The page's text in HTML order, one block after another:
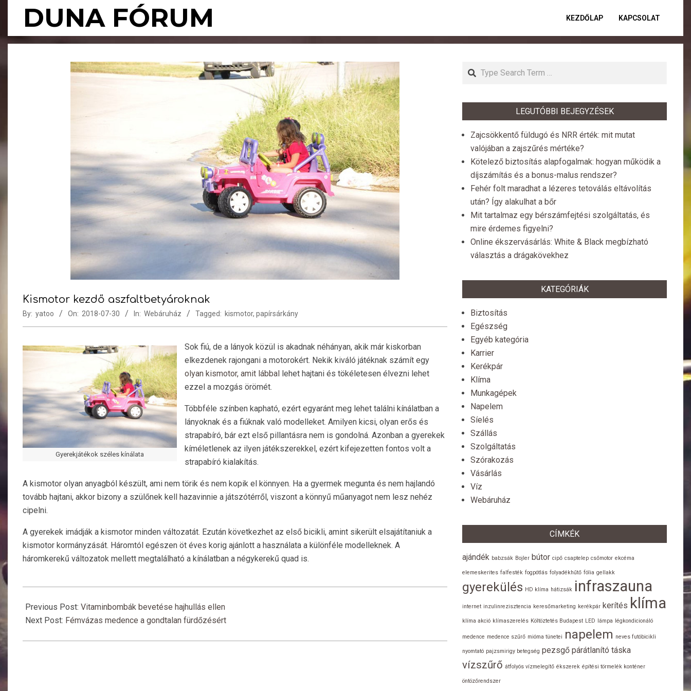
DUNA FÓRUM KEZDŐLAP KAPCSOLAT
Kismotor kezdő aszfaltbetyároknak
By: yatoo On: 2018-07-30 In: Webáruház Tagged: kismotor, papírsárkány
Gyerekjátékok széles kínálata
Sok fiú, de a lányok közül is akadnak néhányan, akik már kiskorban
elkezdenek rajongani a motorokért. Nekik kiváló játéknak számít egy
olyan kismotor, amit lábbal lehet hajtani és tökéletesen élvezni lehet
ezzel a mozgás örömét.
Többféle színben kapható, ezért egyaránt meg lehet találni kínálatban a
lányoknak és a fiúknak való modelleket. Amilyen kicsi, olyan erős és
strapabíró, bár ezt első pillantásra nem is gondolná. Azonban a gyerekek
kíméletlenek az ilyen játékszerekkel, ezért kifejezetten fontos volt a
strapabíró kialakítás.
A kismotor olyan anyagból készült, ami nem törik és nem kopik el könnyen. Ha a gyermek megunta és nem hajlandó
tovább hajtani, akkor bizony a szülőnek kell hazavinnie a játszótérről, viszont a könnyű műanyagot nem lesz nehéz
cipelni.
A gyerekek imádják a kismotor minden változatát. Ezután következhet az első bicikli, amint sikerült elsajátítaniuk a
kismotor kormányzását. Háromtól egészen öt éves korig ajánlott a használata a különféle modelleknek. A
háromkerekű változatok mellett megtalálható a kínálatban a négykerekű quad is.
07-
30
Previous Post: Vitaminbombák bevetése hajhullás ellen
Next Post: Fémvázas medence a gondtalan fürdőzésért
Search
LEGUTÓBBI BEJEGYZÉSEK
Zajcsökkentő füldugó és NRR érték: mit mutat
valójában a zajszűrés mértéke?
Kötelező biztosítás alapfogalmak: hogyan működik a
díjszámítás és a bonus-malus rendszer?
Fehér folt maradhat a lézeres tetoválás eltávolítás
után? Így alakulhat a bőr
Mit tartalmaz egy bérszámfejtési szolgáltatás, és
mire érdemes figyelni?
Online ékszervásárlás: White & Black megbízható
választás a drágakövekhez
KATEGÓRIÁK
Biztosítás
Egészség
Egyéb kategória
Karrier
Kerékpár
Klíma
Munkagépek
Napelem
Síelés
Szállás
Szolgáltatás
Szórakozás
Vásárlás
Víz
Webáruház
CÍMKÉK
ajándék babzsák Bojler bútor cipő csaptelep csőmotor ekcéma
elemeskerites falfesték fogpótlás folyadékhűtő fólia gellakk
gyerekülés HD klíma hátizsák infraszauna
internet inzulinrezisztencia keresőmarketing kerékpár kerítés klíma
klíma akció klímaszerelés Költöztetés Budapest LED lámpa légkondicionáló
medence medence szűrő mióma tünetei napelem neves futóbicikli
nyomtató pajzsmirigy betegség pezsgő párátlanító táska
vízszűrő átfolyós vízmelegítő ékszerek építési törmelék konténer
öntözőrendszer